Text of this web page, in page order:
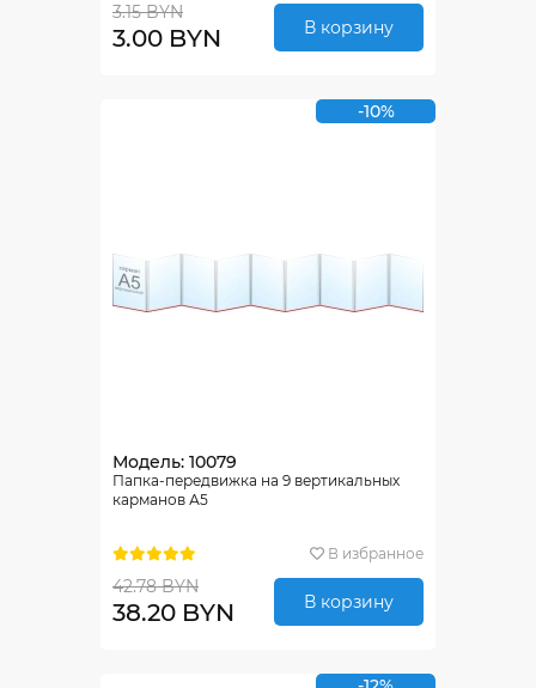
3.15 BYN
3.00 BYN В корзину
-10%
Модель: 10079
Папка-передвижка на 9 вертикальных
карманов А5
В избранное
42.78 BYN
38.20 BYN В корзину